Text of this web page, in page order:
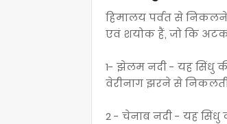
हिमालय पर्वत से निकलने
एवं शयोक हैं, जो कि अटक
1- झेलम नदी - यह सिंधु
वेरीनाग झरने से
2 - चेनाब नदी - यह सिंधु